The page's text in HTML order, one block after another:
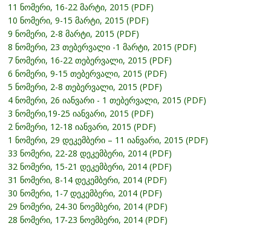
11 ნომერი, 16-22 მარტი, 2015 (PDF)
10 ნომერი, 9-15 მარტი, 2015 (PDF)
9 ნომერი, 2-8 მარტი, 2015 (PDF)
8 ნომერი, 23 თებერვალი -1 მარტი, 2015 (PDF)
7 ნომერი, 16-22 თებერვალი, 2015 (PDF)
6 ნომერი, 9-15 თებერვალი, 2015 (PDF)
5 ნომერი, 2-8 თებერვალი, 2015 (PDF)
4 ნომერი, 26 იანვარი - 1 თებერვალი, 2015 (PDF)
3 ნომერი,19-25 იანვარი, 2015 (PDF)
2 ნომერი, 12-18 იანვარი, 2015 (PDF)
1 ნომერი, 29 დეკემბერი – 11 იანვარი, 2015 (PDF)
33 ნომერი, 22-28 დეკემბერი, 2014 (PDF)
32 ნომერი, 15-21 დეკემბერი, 2014 (PDF)
31 ნომერი, 8-14 დეკემბერი, 2014 (PDF)
30 ნომერი, 1-7 დეკემბერი, 2014 (PDF)
29 ნომერი, 24-30 ნოემბერი, 2014 (PDF)
28 ნომერი, 17-23 ნოემბერი, 2014 (PDF)